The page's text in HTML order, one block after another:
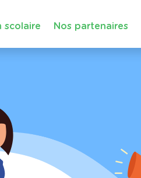
scolaire Nos partenaires